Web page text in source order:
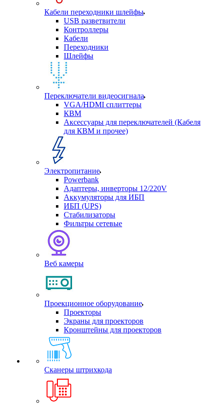
Кабели переходники шлейфы
USB разветвители
Контроллеры
Кабели
Переходники
Шлейфы
Переключатели видеосигнала
VGA/HDMI сплиттеры
КВМ
Аксессуары для переключателей (Кабеля
для КВМ и прочее)
Электропитание
Powerbank
Адаптеры, инверторы 12/220V
Аккумуляторы для ИБП
ИБП (UPS)
Стабилизаторы
Фильтры сетевые
Веб камеры
Проекционное оборудование
Проекторы
Экраны для проекторов
Кронштейны для проекторов
Сканеры штрихкода